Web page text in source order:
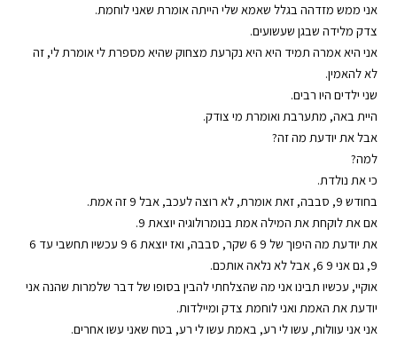
אני ממש מזדהה בגלל שאמא שלי הייתה אומרת שאני לוחמת.
צדק מלידה שבגן שעשועים.
אני היא אמרה תמיד היא היא נקרעת מצחוק שהיא מספרת לי אומרת לי, זה
לא להאמין.
שני ילדים היו רבים.
היית באה, מתערבת ואומרת מי צודק.
אבל את יודעת מה זה?
למה?
כי את נולדת.
בחודש 9, סבבה, זאת אומרת, לא רוצה לעכב, אבל 9 זה אמת.
אם את לוקחת את המילה אמת בנומרולוגיה יוצאת 9.
את יודעת מה היפוך של 9 6 שקר, סבבה, ואז יוצאת 6 9 עכשיו תחשבי עד 6
9, גם אני 9 6, אבל לא נלאה אותכם.
אוקיי, עכשיו תבינו אני מה שהצלחתי להבין בסופו של דבר שלמרות שהנה אני
יודעת את האמת ואני לוחמת צדק ומיילדות.
אני אני עוולות, עשו לי רע, באמת עשו לי רע, בטח שאני עשו אחרים.